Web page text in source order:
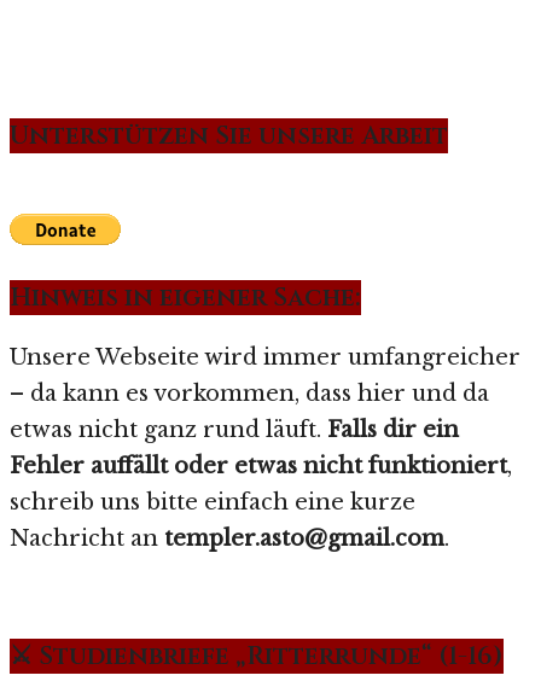
Unterstützen Sie unsere Arbeit
Hinweis in eigener Sache:
Unsere Webseite wird immer umfangreicher
– da kann es vorkommen, dass hier und da
etwas nicht ganz rund läuft. Falls dir ein
Fehler auffällt oder etwas nicht funktioniert,
schreib uns bitte einfach eine kurze
Nachricht an templer.asto@gmail.com.
⚔️ Studienbriefe „Ritterrunde“ (1-16)